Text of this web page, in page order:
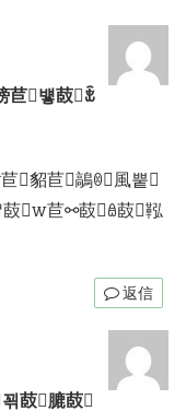
苣벃菣ꒂ
貂苣鶮ꇥ風뿥
菣ꮃ苣⚯菣ꎂ菣鞃
返信
菣膔菣